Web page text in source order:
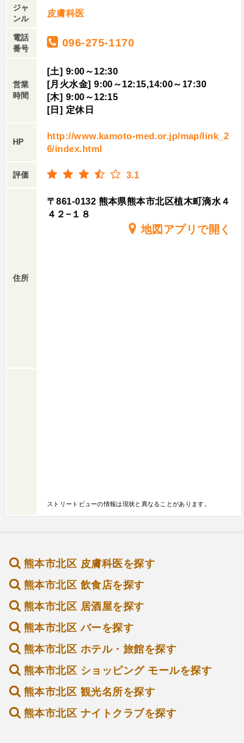
ジャ
ンル
皮膚科医
電話
番号
096-275-1170
営業
時間
[土] 9:00～12:30
[月火水金] 9:00～12:15,14:00～17:30
[木] 9:00～12:15
[日] 定休日
HP
http://www.kamoto-med.or.jp/map/link_2
6/index.html
評価 3.1
住所
〒861-0132 熊本県熊本市北区植木町滴水４
４２−１８
地図アプリで開く
ストリートビューの情報は現状と異なることがあります。
熊本市北区 皮膚科医を探す
熊本市北区 飲食店を探す
熊本市北区 居酒屋を探す
熊本市北区 バーを探す
熊本市北区 ホテル・旅館を探す
熊本市北区 ショッピング モールを探す
熊本市北区 観光名所を探す
熊本市北区 ナイトクラブを探す